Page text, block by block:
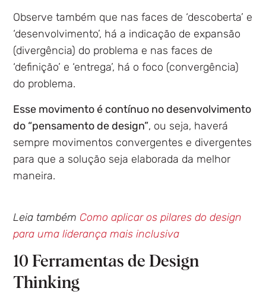
Observe também que nas faces de ‘descoberta’ e
‘desenvolvimento’, há a indicação de expansão
(divergência) do problema e nas faces de
‘definição’ e ‘entrega’, há o foco (convergência)
do problema.
Esse movimento é contínuo no desenvolvimento
do “pensamento de design”, ou seja, haverá
sempre movimentos convergentes e divergentes
para que a solução seja elaborada da melhor
maneira.
Leia também Como aplicar os pilares do design
para uma liderança mais inclusiva
10 Ferramentas de Design
Thinking